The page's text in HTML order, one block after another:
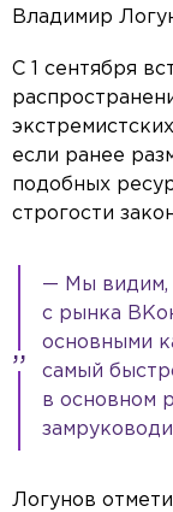
Владимир
С 1 сентября
если ранее
подобных
строгости
— Мы видим,
с рынка
основными
самый
в основном
Логунов